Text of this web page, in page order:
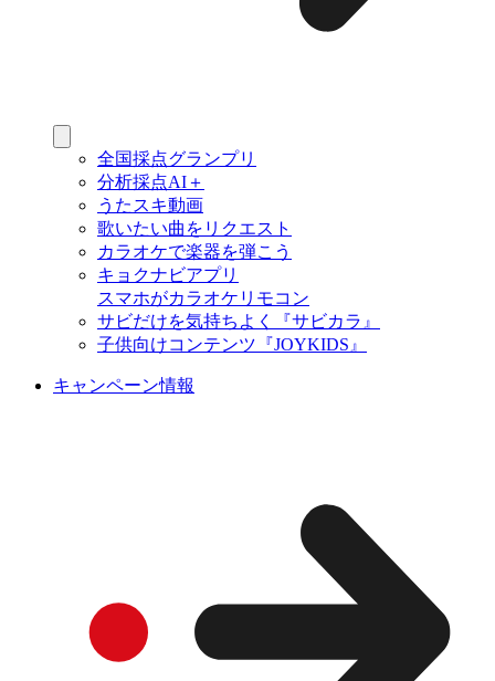
全国採点グランプリ
分析採点AI＋
うたスキ動画
歌いたい曲をリクエスト
カラオケで楽器を弾こう
キョクナビアプリ
スマホがカラオケリモコン
サビだけを気持ちよく『サビカラ』
子供向けコンテンツ『JOYKIDS』
キャンペーン情報